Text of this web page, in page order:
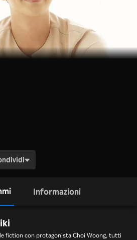
Informazioni
fiction con protagonista Choi Woong, tutti